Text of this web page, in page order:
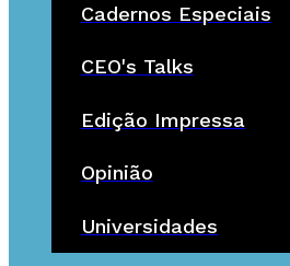
Cadernos Especiais
CEO's Talks
Edição Impressa
Opinião
Universidades